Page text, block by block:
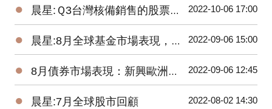
● 晨星:Ｑ3台灣核備銷售的股票型基金虧損8.77%，債券型基金虧損5.61% 2022-10-06 17:00
● 晨星:8月全球基金市場表現，能源基金逆勢上漲2.8%、貴金屬基金下跌7.9% 2022-09-06 15:00
● 8月債券市場表現：新興歐洲債券基金交出17.58%高報酬令人驚艷 2022-09-06 12:45
● 晨星:7月全球股市回顧 2022-08-02 14:30